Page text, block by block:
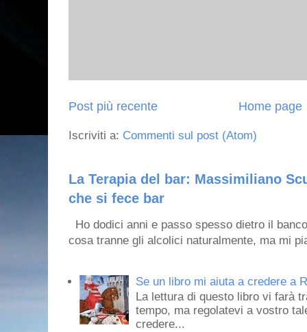
Post più recente Home page
Iscriviti a: Commenti sul post (Atom)
La Terapia del bar: Massimiliano
che si fece bar
Ho dodici anni e passo spesso dietro il
cosa tranne gli alcolici naturalmente, ma mi
Se un libro mi aiuta a credere a
La lettura di questo libro vi farà
tempo, ma regolatevi a vostro
credere...